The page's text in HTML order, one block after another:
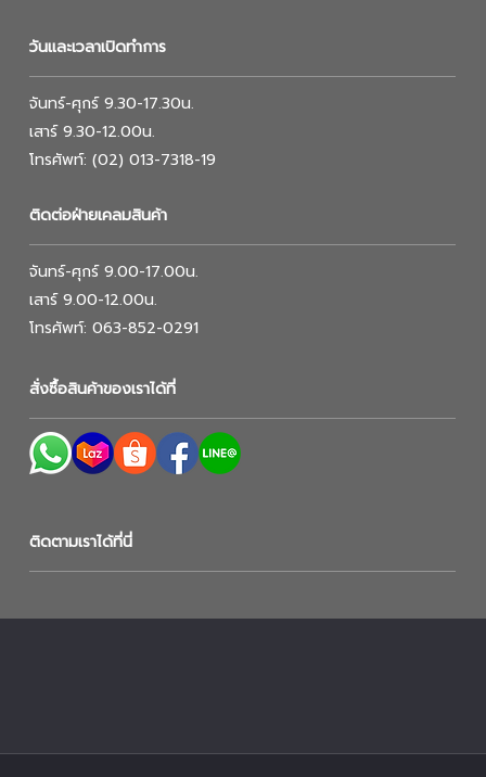
วันและเวลาเปิดทำการ
จันทร์-ศุกร์ 9.30-17.30น.
เสาร์ 9.30-12.00น.
โทรศัพท์: (02) 013-7318-19
ติดต่อฝ่ายเคลมสินค้า
จันทร์-ศุกร์ 9.00-17.00น.
เสาร์ 9.00-12.00น.
โทรศัพท์: 063-852-0291
สั่งซื้อสินค้าของเราได้ที่
ติดตามเราได้ที่นี่